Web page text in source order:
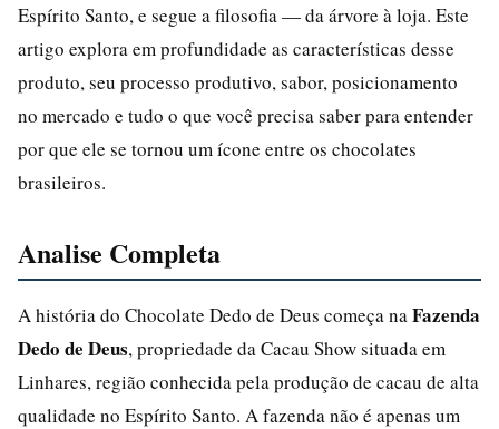
Espírito Santo, e segue a filosofia — da árvore à loja. Este
artigo explora em profundidade as características desse
produto, seu processo produtivo, sabor, posicionamento
no mercado e tudo o que você precisa saber para entender
por que ele se tornou um ícone entre os chocolates
brasileiros.
Analise Completa
A história do Chocolate Dedo de Deus começa na Fazenda
Dedo de Deus, propriedade da Cacau Show situada em
Linhares, região conhecida pela produção de cacau de alta
qualidade no Espírito Santo. A fazenda não é apenas um